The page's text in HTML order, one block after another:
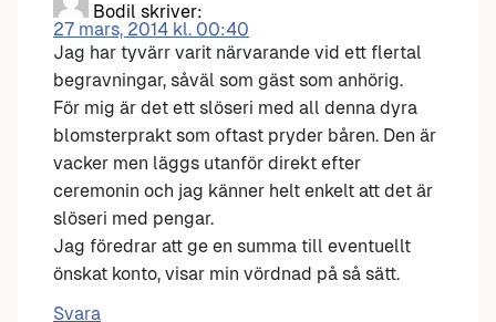
Bodil skriver:
27 mars, 2014 kl. 00:40
Jag har tyvärr varit närvarande vid ett flertal
begravningar, såväl som gäst som anhörig.
För mig är det ett slöseri med all denna dyra
blomsterprakt som oftast pryder båren. Den är
vacker men läggs utanför direkt efter
ceremonin och jag känner helt enkelt att det är
slöseri med pengar.
Jag föredrar att ge en summa till eventuellt
önskat konto, visar min vördnad på så sätt.
Svara